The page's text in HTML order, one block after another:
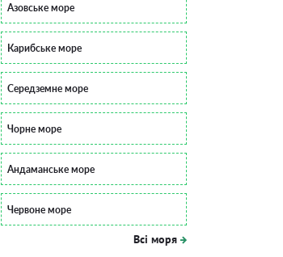
Азовське море
Карибське море
Середземне море
Чорне море
Андаманське море
Червоне море
Всі моря